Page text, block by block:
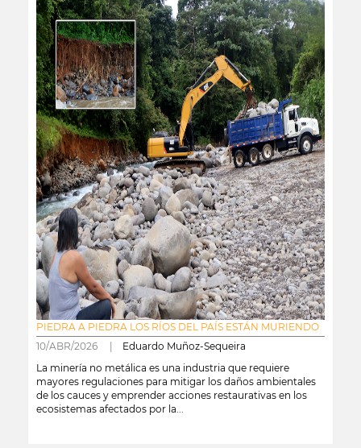
PIEDRA A PIEDRA LOS RÍOS DEL PAÍS ESTÁN MURIENDO
10/ABR/2026 | Eduardo Muñoz-Sequeira
La minería no metálica es una industria que requiere
mayores regulaciones para mitigar los daños ambientales
de los cauces y emprender acciones restaurativas en los
ecosistemas afectados por la...